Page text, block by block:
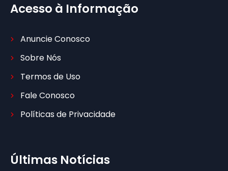
Acesso à Informação
Anuncie Conosco
Sobre Nós
Termos de Uso
Fale Conosco
Políticas de Privacidade
Últimas Notícias